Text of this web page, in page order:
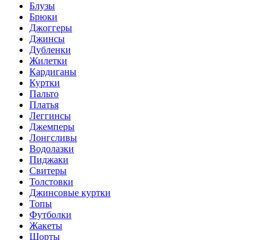
Блузы
Брюки
Джоггеры
Джинсы
Дубленки
Жилетки
Кардиганы
Куртки
Пальто
Платья
Леггинсы
Джемперы
Лонгсливы
Водолазки
Пиджаки
Свитеры
Толстовки
Джинсовые куртки
Топы
Футболки
Жакеты
Шорты